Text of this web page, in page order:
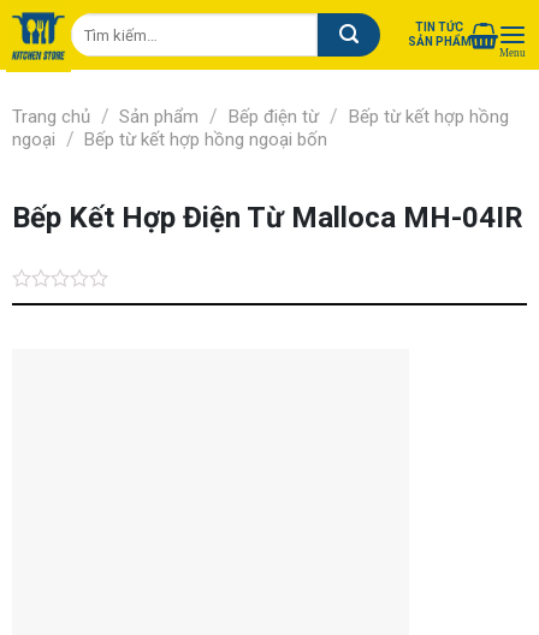
Chuyển
đến
nội
dung
Tìm
kiếm:
TIN TỨC
SẢN PHẨM
Trang chủ / Sản phẩm / Bếp điện từ / Bếp từ kết hợp hồng
ngoại
/ Bếp từ kết hợp hồng ngoại bốn
Bếp Kết Hợp Điện Từ Malloca MH-04IR
Được